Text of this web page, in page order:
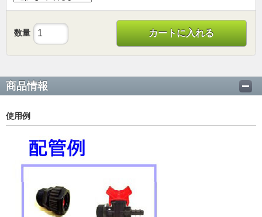
数量 カートに入れる
商品情報
使用例